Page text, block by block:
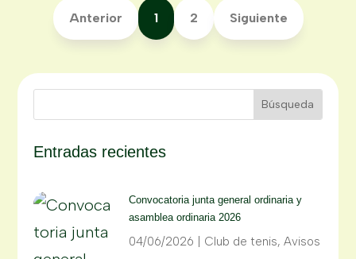
Anterior 1 2 Siguiente
Entradas recientes
Convocatoria junta general ordinaria y
asamblea ordinaria 2026
04/06/2026 Club de tenis,Avisos